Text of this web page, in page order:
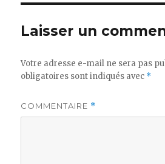
Laisser un
Votre adresse e-mail ne sera pas
obligatoires sont indiqués avec *
COMMENTAIRE *